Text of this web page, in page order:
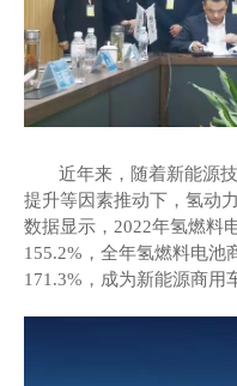
近年来，随着新能源
提升等因素推动下， 氢动
数据显示， 2022年氢燃料
155.2%，全年氢燃料电池
171.3%，成为新能源商用